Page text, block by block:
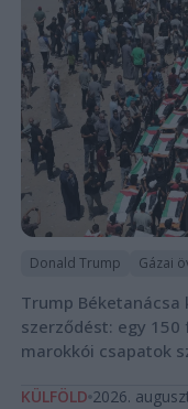
Donald Trump Gázai
Trump
szerződést: egy
marokkói csapatok
KÜLFÖLD 2026.